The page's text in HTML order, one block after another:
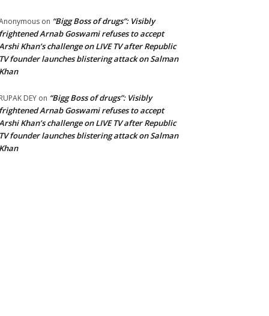
on “Bigg Boss of drugs”: Visibly
Arnab Goswami refuses to accept
Khan’s challenge on LIVE TV after Republic
founder launches blistering attack on Salman
DEY on “Bigg Boss of drugs”: Visibly
Arnab Goswami refuses to accept
Khan’s challenge on LIVE TV after Republic
founder launches blistering attack on Salman